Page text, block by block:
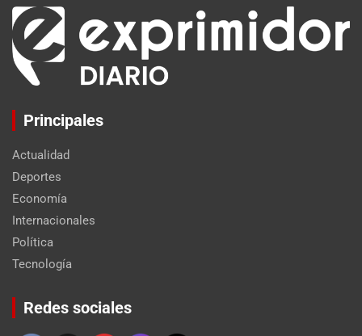
Principales
Actualidad
Deportes
Economía
Internacionales
Política
Tecnología
Redes sociales